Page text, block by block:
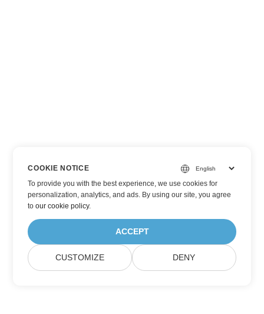
COOKIE NOTICE
To provide you with the best experience, we use cookies for
personalization, analytics, and ads. By using our site, you agree
toour cookie policy.
ACCEPT
CUSTOMIZE DENY